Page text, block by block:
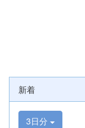
新着
3日分